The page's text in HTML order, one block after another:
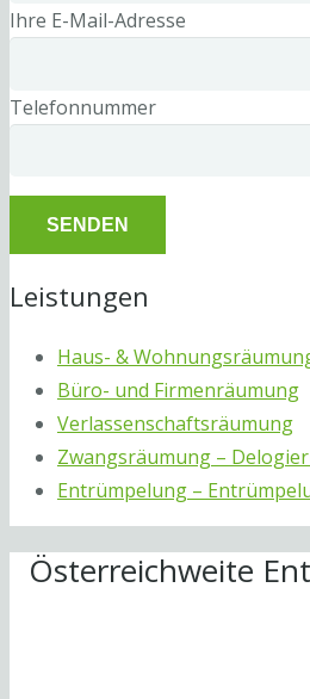
Ihre E-Mail-Adresse
Telefonnummer
Leistungen
Haus- &
Büro- und Firmenräumung
Verlassenschaftsräumung
Zwangsräumung –
Entrümpelung –
Österreichweite